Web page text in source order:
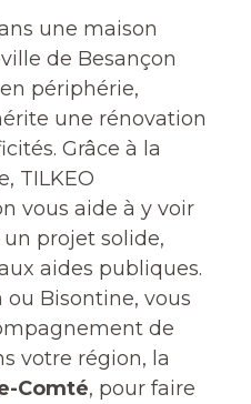
une maison
de Besançon
périphérie,
une rénovation
Grâce à la
TILKEO
vous aide à y voir
projet solide,
aides publiques.
Bisontine, vous
de
votre région, la
Comté, pour faire